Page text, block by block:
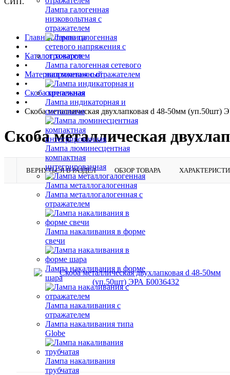
Лампа галогенная
низковольтная с
отражателем
Лампа галогенная сетевого
напряжения с отражателем
Лампа индикаторная и
сигнальная
Лампа люминесцентная
компактная
интегрированная
Лампа металлогалогенная
Лампа металлогалогенная с
отражателем
Лампа накаливания в форме
свечи
Лампа накаливания в форме
шара
Лампа накаливания с
отражателем
Лампа накаливания типа
Globe
Лампа накаливания
трубчатая
Главная страница
•
Каталог товаров
•
Материал монтажный
•
Скоба крепежная
•
Скоба металлическая двухлапковая d 48-50мм (уп.50шт)
Скоба металлическая
ВЕРНУТЬСЯ В РАЗДЕЛ ОБЗОР ТОВАРА